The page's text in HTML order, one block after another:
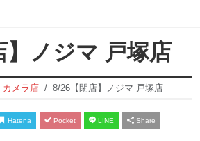
】ノジマ 戸塚店
カメラ店 8/26【閉店】ノジマ 戸塚店
Hatena Pocket LINE Share